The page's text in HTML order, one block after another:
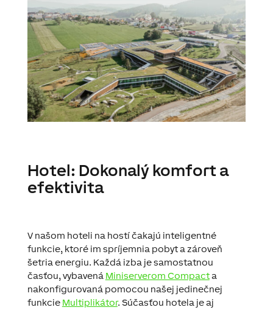
Hotel: Dokonalý komfort a
efektivita
V našom hoteli na hostí čakajú inteligentné
funkcie, ktoré im spríjemnia pobyt a zároveň
šetria energiu. Každá izba je samostatnou
časťou, vybavená Miniserverom Compacta
nakonfigurovaná pomocou našej jedinečnej
funkcie Multiplikátor. Súčasťou hotela je aj